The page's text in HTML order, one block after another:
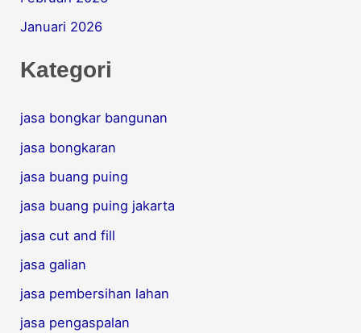
Januari 2026
Kategori
jasa bongkar bangunan
jasa bongkaran
jasa buang puing
jasa buang puing jakarta
jasa cut and fill
jasa galian
jasa pembersihan lahan
jasa pengaspalan